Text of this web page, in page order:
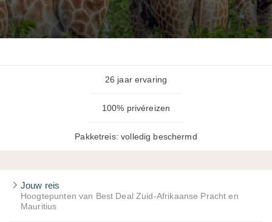
26 jaar ervaring
100% privéreizen
Pakketreis: volledig beschermd
Jouw reis
Hoogtepunten van Best Deal Zuid-Afrikaanse Pracht en
Mauritius